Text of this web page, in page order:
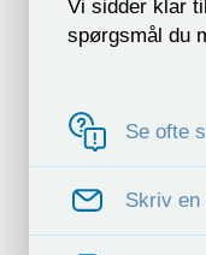
Vi sidder klar
spørgsmål du
Se ofte
Skriv en